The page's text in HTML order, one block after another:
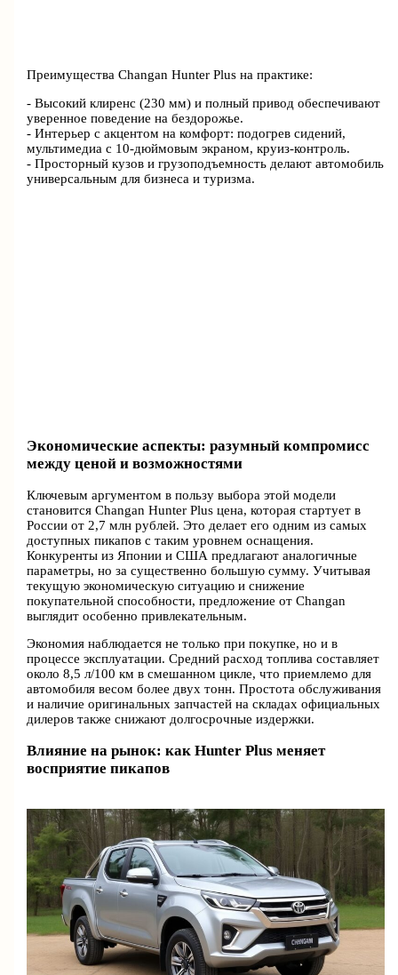
Преимущества Changan Hunter Plus на практике:
- Высокий клиренс (230 мм) и полный привод обеспечивают
уверенное поведение на бездорожье.
- Интерьер с акцентом на комфорт: подогрев сидений,
мультимедиа с 10-дюймовым экраном, круиз-контроль.
- Просторный кузов и грузоподъемность делают автомобиль
универсальным для бизнеса и туризма.
Экономические аспекты: разумный компромисс
между ценой и возможностями
Ключевым аргументом в пользу выбора этой модели
становится Changan Hunter Plus цена, которая стартует в
России от 2,7 млн рублей. Это делает его одним из самых
доступных пикапов с таким уровнем оснащения.
Конкуренты из Японии и США предлагают аналогичные
параметры, но за существенно большую сумму. Учитывая
текущую экономическую ситуацию и снижение
покупательной способности, предложение от Changan
выглядит особенно привлекательным.
Экономия наблюдается не только при покупке, но и в
процессе эксплуатации. Средний расход топлива составляет
около 8,5 л/100 км в смешанном цикле, что приемлемо для
автомобиля весом более двух тонн. Простота обслуживания
и наличие оригинальных запчастей на складах официальных
дилеров также снижают долгосрочные издержки.
Влияние на рынок: как Hunter Plus меняет
восприятие пикапов